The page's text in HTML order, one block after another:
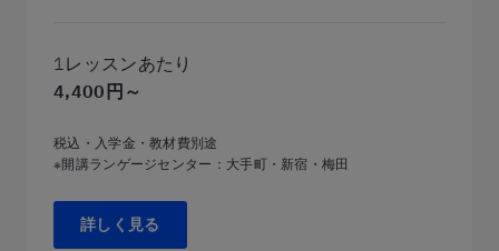
1レッスンあたり
4,400円～
税込・入学金・教材費別途
※開講ランゲージセンター：大手町・新宿・梅田
詳しく見る